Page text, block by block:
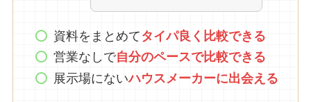
資料をまとめて タイパ良く比較できる
営業なしで自分のペースで比較できる
展示場にないハウスメーカーに出会える